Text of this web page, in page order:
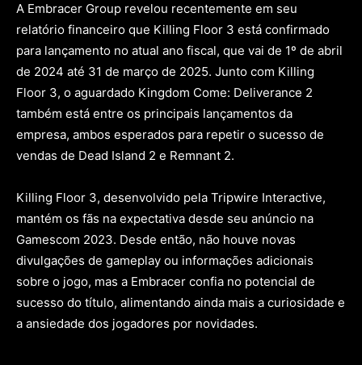
A Embracer Group revelou recentemente em seu
relatório financeiro que Killing Floor 3 está confirmado
para lançamento no atual ano fiscal, que vai de 1º de abril
de 2024 até 31 de março de 2025. Junto com Killing
Floor 3, o aguardado Kingdom Come: Deliverance 2
também está entre os principais lançamentos da
empresa, ambos esperados para repetir o sucesso de
vendas de Dead Island 2 e Remnant 2.
Killing Floor 3, desenvolvido pela Tripwire Interactive,
mantém os fãs na expectativa desde seu anúncio na
Gamescom 2023. Desde então, não houve novas
divulgações de gameplay ou informações adicionais
sobre o jogo, mas a Embracer confia no potencial de
sucesso do título, alimentando ainda mais a curiosidade e
a ansiedade dos jogadores por novidades.